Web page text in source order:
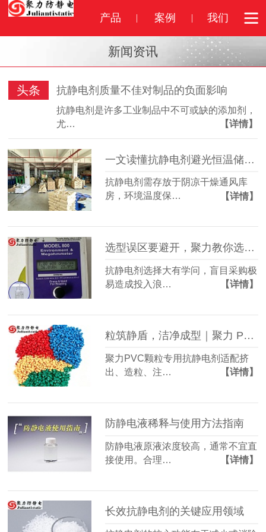
产品 案例 我们
新闻资讯
头条 抗静电剂质量不佳对制品的负面影响
抗静电剂是许多工业制品中不可或缺的添加剂，
尤…
【详情】
一文读懂抗静电剂避光恒温储存标准
抗静电剂需存放于阴凉干燥通风库
房，环境温度保…
【详情】
选型误区要避开，聚力教你选对抗静电剂
抗静电剂选择大有学问，盲目采购极
易造成投入浪…
【详情】
粒筑静盾，洁净成型｜聚力 PVC 颗粒专用抗静电剂
聚力PVC颗粒专用抗静电剂适配挤
出、造粒、注…
【详情】
防静电液稀释与使用方法指南
防静电液原液浓度较高，通常不宜直
接使用。合理…
【详情】
长效抗静电剂的关键应用领域